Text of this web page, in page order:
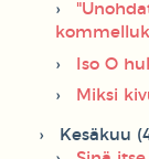
Iso O
Miksi
Kesäkuu